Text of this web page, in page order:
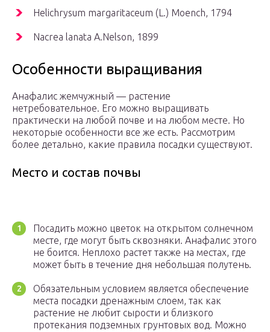
Helichrysum margaritaceum (L.) Moench, 1794
Nacrea lanata A.Nelson, 1899
Особенности выращивания
Анафалис жемчужный — растение
нетребовательное. Его можно выращивать
практически на любой почве и на любом месте. Но
некоторые особенности все же есть. Рассмотрим
более детально, какие правила посадки существуют.
Место и состав почвы
Посадить можно цветок на открытом солнечном
месте, где могут быть сквозняки. Анафалис этого
не боится. Неплохо растет также на местах, где
может быть в течение дня небольшая полутень.
Обязательным условием является обеспечение
места посадки дренажным слоем, так как
растение не любит сырости и близкого
протекания подземных грунтовых вод. Можно